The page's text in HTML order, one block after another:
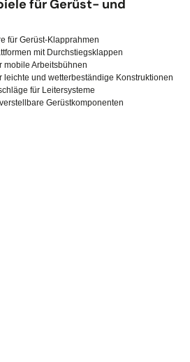
für Gerüst- und
für Gerüst-Klapprahmen
mit Durchstiegsklappen
mobile Arbeitsbühnen
leichte und wetterbeständige Konstruktionen
für Leitersysteme
Gerüstkomponenten